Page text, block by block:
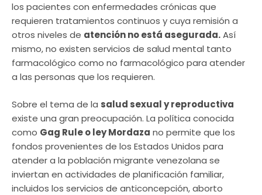
los pacientes con enfermedades crónicas que
requieren tratamientos continuos y cuya remisión a
otros niveles de atención no está asegurada.Así
mismo, no existen servicios de salud mental tanto
farmacológico como no farmacológico para atender
a las personas que los requieren.
Sobre el tema de la salud sexual y reproductiva
existe una gran preocupación. La política conocida
como Gag Rule o ley Mordaza no permite que los
fondos provenientes de los Estados Unidos para
atender a la población migrante venezolana se
inviertan en actividades de planificación familiar,
incluidos los servicios de anticoncepción, aborto